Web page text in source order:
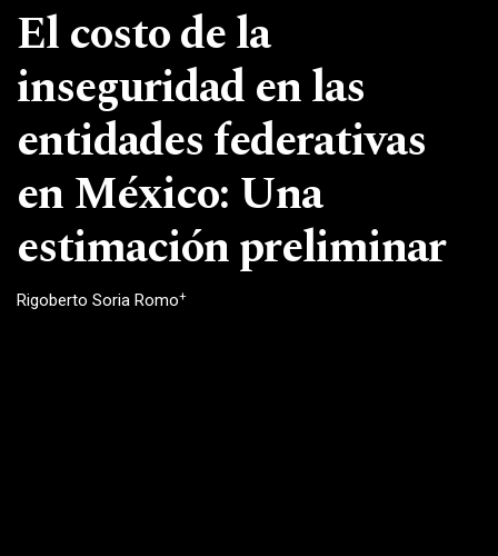
El costo de la
inseguridad en las
entidades federativas
en México: Una
estimación preliminar
Rigoberto Soria Romo+